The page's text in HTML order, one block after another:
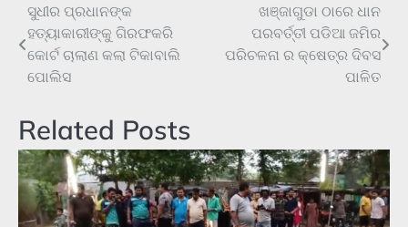
Post
navigation
ସୁଧୀର ପ୍ରଧାନଙ୍କ
ହତ୍ୟାକାରୀଙ୍କୁ ଗିରଫକରି
କୋର୍ଟ ଚାଲାଣ କଲା ଟିକାବାଲି
ପୋଲିସ
ଖଞ୍ଜାଗୁଡା ଠାରେ ଧାନ
ପରବର୍ତ୍ତୀ ପଡିଆ ଜମିର
ପରିଚଳନା ର କ୍ଷେତ୍ର ଦିବସ
ପାଳିତ
Related Posts